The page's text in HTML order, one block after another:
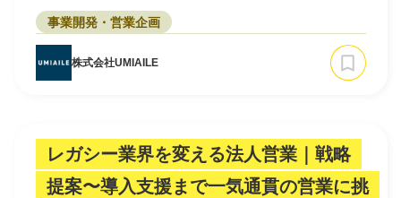
事業開発・営業企画
株式会社UMIAILE
レガシー業界を変える法人営業｜戦略
提案〜導入支援まで一気通貫の営業に挑